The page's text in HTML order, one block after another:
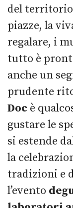
del
piazze, la
regalare, i
tutto è
anche un
prudente
Doc è
gustare le
si estende
la
tradizioni e
l’evento